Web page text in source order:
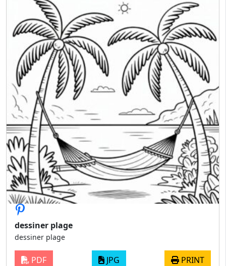
dessiner plage
dessiner plage
PDF JPG PRINT